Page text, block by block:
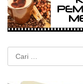
Cari
untuk: